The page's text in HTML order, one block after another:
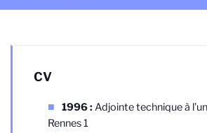
CV
1996 : Adjointe technique à
Rennes 1